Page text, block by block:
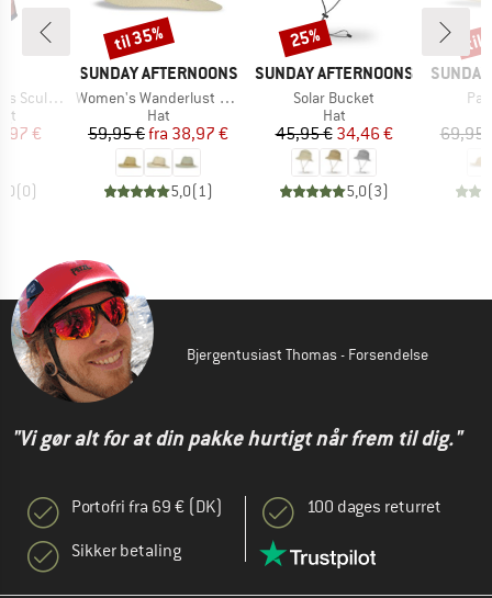
One Piece
pris
€
(0)
MÆRKE
SUNDAY AFTERNOONS
Artikel
Women's Wanderlust Fedora
Produktgruppe
Hat
Pris
59,95 € Nedsat pris
fra 38,97 €
5,0( 1)
Rabat
til 35%
MÆRKE
SUNDAY AFTERNOONS
Artikel
Solar Bucket
Produktgruppe
Hat
Pris
45,95 €Nedsat pris
34,46 €
5,0(3)
Rabat
25%
MÆRKE
69,95
til
Bjergentusiast Thomas - Forsendelse
"Vi gør alt for at din pakke hurtigt når frem til dig."
Portofri fra 69 € (DK)
Sikker betaling
100 dages returret